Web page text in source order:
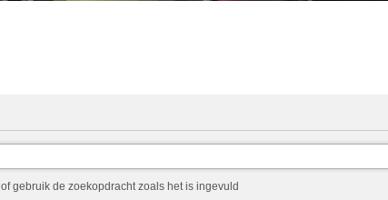
gebruik de zoekopdracht zoals het is ingevuld